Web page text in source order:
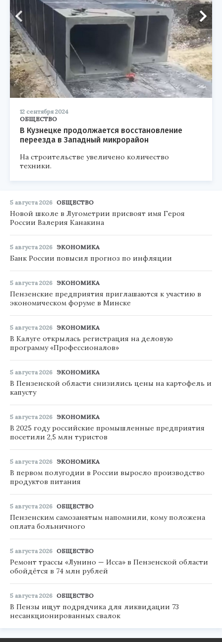
12 сентября 2024
ОБЩЕСТВО
В Кузнецке продолжается восстановление
переезда в Западный микрорайон
На строительстве увеличено количество
техники.
5 августа 2026 ОБЩЕСТВО
Новой школе в Лугометрии присвоят имя Героя
России Валерия Канакина
5 августа 2026 ЭКОНОМИКА
Банк России повысил прогноз по инфляции
5 августа 2026 ЭКОНОМИКА
Пензенские предприятия приглашаются к участию в
экономическом форуме в Минске
5 августа 2026 ЭКОНОМИКА
В Калуге открылась регистрация на деловую
программу «Профессионалов»
5 августа 2026 ЭКОНОМИКА
В Пензенской области снизились цены на картофель и
капусту
5 августа 2026 ЭКОНОМИКА
В 2025 году российские промышленные предприятия
посетили 2,5 млн туристов
5 августа 2026 ЭКОНОМИКА
В первом полугодии в России выросло производство
продуктов питания
5 августа 2026 ОБЩЕСТВО
Пензенским самозанятым напомнили, кому положена
оплата больничного
5 августа 2026 ОБЩЕСТВО
Ремонт трассы «Лунино — Исса» в Пензенской области
обойдётся в 74 млн рублей
5 августа 2026 ОБЩЕСТВО
В Пензы ищут подрядчика для ликвидации 73
несанкционированных свалок